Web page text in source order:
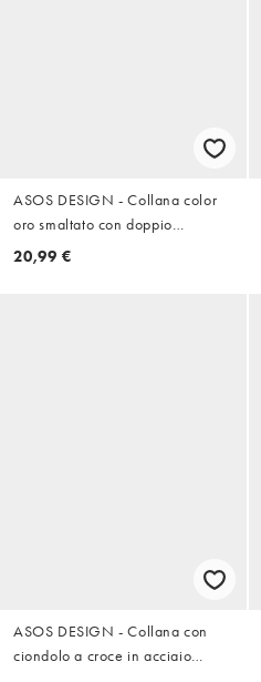
ASOS DESIGN - Collana color
oro smaltato con doppio
ciondolo con rosa e San
20,99 €
ASOS DESIGN - Collana con
ciondolo a croce in acciaio